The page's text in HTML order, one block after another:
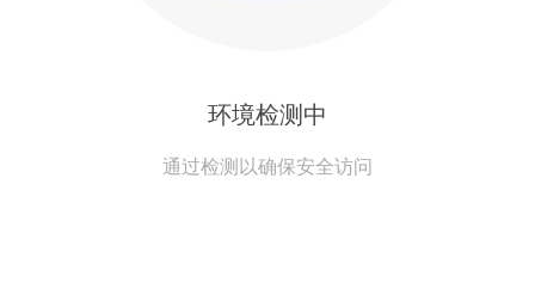
环境检测中
通过检测以确保安全访问